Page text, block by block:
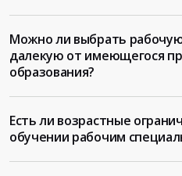
Можно ли выбрать
далекую от имеющегося
образования?
Есть ли возрастные
обучении рабочим